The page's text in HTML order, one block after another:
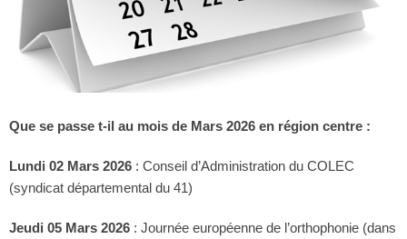
Que se passe t-il au mois de Mars 2026 en région centre :
Lundi 02 Mars 2026 : Conseil d’Administration du COLEC
(syndicat départemental du 41)
Jeudi 05 Mars 2026 : Journée européenne de l’orthophonie (dans